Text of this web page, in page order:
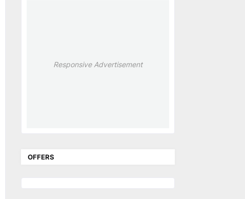
Responsive Advertisement
OFFERS